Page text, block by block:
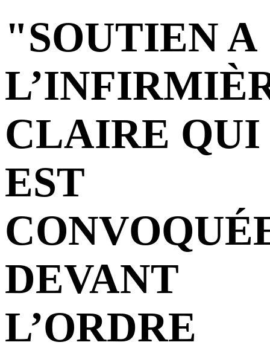
"SOUTIEN A
CLAIRE QUI
EST
DEVANT
L’ORDRE